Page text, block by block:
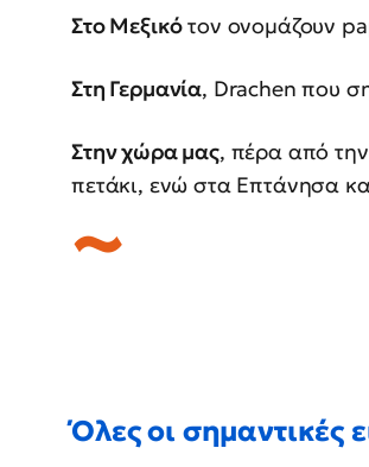
Στο Μεξικότον ονομάζουν
Στη Γερμανία, Drachen που
Στην χώρα μας, πέρα από
πετάκι, ενώ στα Επτάνησα
Όλες οι σημαντικές